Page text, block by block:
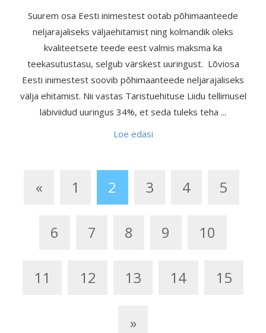
Suurem osa Eesti inimestest ootab põhimaanteede
neljarajaliseks väljaehitamist ning kolmandik oleks
kvaliteetsete teede eest valmis maksma ka
teekasutustasu, selgub värskest uuringust. Lõviosa
Eesti inimestest soovib põhimaanteede neljarajaliseks
välja ehitamist. Nii vastas Taristuehituse Liidu tellimusel
läbiviidud uuringus 34%, et seda tuleks teha ...
Loe edasi
« 1 2 3 4 5
6 7 8 9 10
11 12 13 14 15
»